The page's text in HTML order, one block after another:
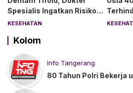
Spesialis Ingatkan Risiko
Kebocoran Usus
KESEHATAN
“Angin
Kolom
Info Tangerang
80 Tahun Polri Bekerja